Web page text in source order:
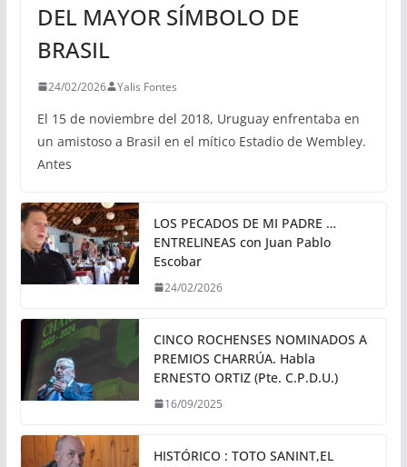
DEL MAYOR SÍMBOLO DE
BRASIL
24/02/2026 Yalis Fontes
El 15 de noviembre del 2018, Uruguay enfrentaba en
un amistoso a Brasil en el mítico Estadio de Wembley.
Antes
LOS PECADOS DE MI PADRE …
ENTRELINEAS con Juan Pablo
Escobar
24/02/2026
CINCO ROCHENSES NOMINADOS A
PREMIOS CHARRÚA. Habla
ERNESTO ORTIZ (Pte. C.P.D.U.)
16/09/2025
HISTÓRICO : TOTO SANINT,EL